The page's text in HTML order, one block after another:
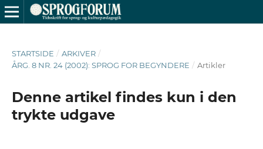
STARTSIDE / ARKIVER /
ÅRG. 8 NR. 24 (2002): SPROG FOR BEGYNDERE / Artikler
Denne artikel findes kun i den
trykte udgave